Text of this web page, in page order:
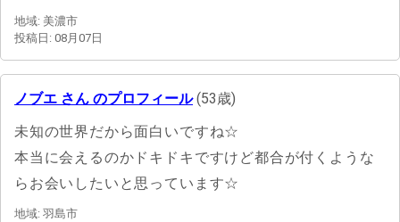
地域: 美濃市
投稿日: 08月07日
ノブエ さん のプロフィール(53歳)
未知の世界だから面白いですね☆
本当に会えるのかドキドキですけど都合が付くような
らお会いしたいと思っています☆
地域: 羽島市